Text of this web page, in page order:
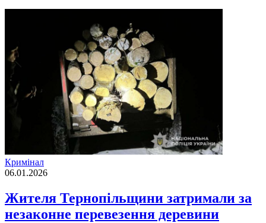
Кримінал
06.01.2026
Жителя Тернопільщини затримали за
незаконне перевезення деревини